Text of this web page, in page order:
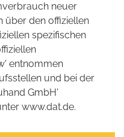
neuer
über den offiziellen
spezifischen
entnommen
und bei der
GmbH'
www.dat.de.